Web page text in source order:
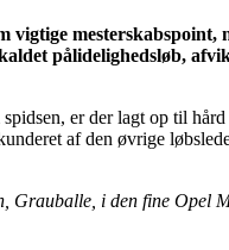
pålidelighedsløb,
er der lagt op til
af den øvrige
Grauballe, i den fine Opel